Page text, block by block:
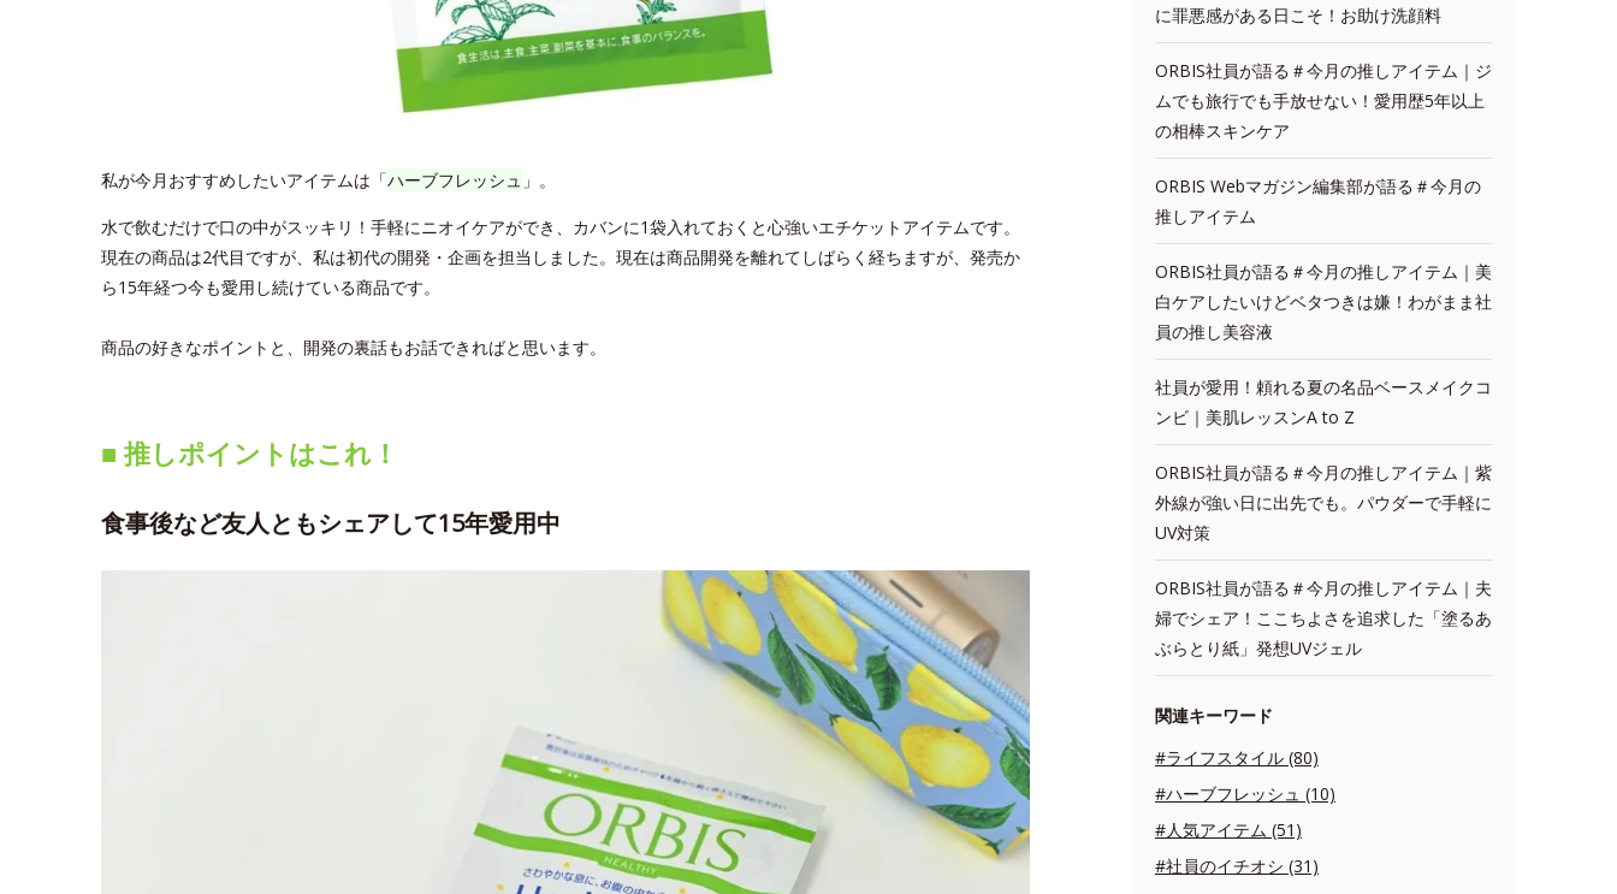
私が今月おすすめしたいアイテムは「ハーブフレッシュ 」。
水で飲むだけで口の中がスッキリ！手軽にニオイケアができ、カバンに1袋入れておくと心強いエチケットアイテムです。
現在の商品は2代目ですが、私は初代の開発・企画を担当しました。現在は商品開発を離れてしばらく経ちますが、発売か
ら15年経つ今も愛用し続けている商品です。
商品の好きなポイントと、開発の裏話もお話できればと思います。
■ 推しポイントはこれ！
食事後など友人ともシェアして15年愛用中
に罪悪感がある日こそ！お助け洗顔料
ORBIS社員が語る＃今月の推しアイテム｜ジ
ムでも旅行でも手放せない！愛用歴5年以上
の相棒スキンケア
ORBIS Webマガジン編集部が語る＃今月の
推しアイテム
ORBIS社員が語る＃今月の推しアイテム｜美
白ケアしたいけどベタつきは嫌！わがまま社
員の推し美容液
社員が愛用！頼れる夏の名品ベースメイクコ
ンビ｜美肌レッスンA to Z
ORBIS社員が語る＃今月の推しアイテム｜紫
外線が強い日に出先でも。パウダーで手軽に
UV対策
ORBIS社員が語る＃今月の推しアイテム｜夫
婦でシェア！ここちよさを追求した「塗るあ
ぶらとり紙」発想UVジェル
関連キーワード
#ライフスタイル (80)
#ハーブフレッシュ (10)
#人気アイテム (51)
#社員のイチオシ (31)